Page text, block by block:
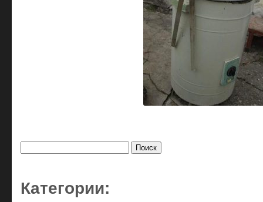
Категории: